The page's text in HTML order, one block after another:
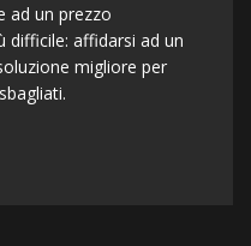
ad un prezzo
difficile: affidarsi ad un
migliore per